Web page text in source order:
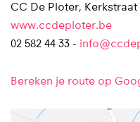
CC De Ploter, Kerkstraat
www.ccdeploter.be
02 582 44 33 -
Bereken je route op